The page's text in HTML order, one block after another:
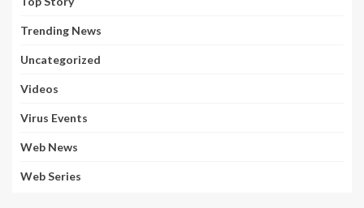
Trending News
Uncategorized
Videos
Virus Events
Web News
Web Series